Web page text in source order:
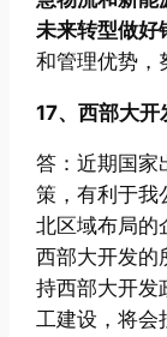
未来转型做好
和管理优势，
17、西部大开
答：近期国家
策，有利于我
北区域布局的
西部大开发的
持西部大开发
工建设，将会